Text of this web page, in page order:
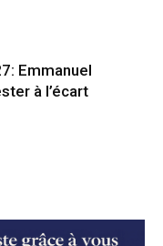
Emmanuel
à l’écart